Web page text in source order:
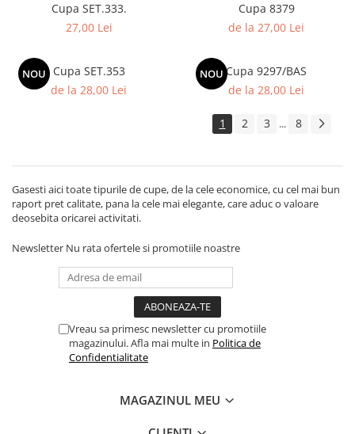
Cupa SET.333.
27,00 Lei
Cupa 8379
de la 27,00 Lei
NOU
Cupa SET.353
de la 28,00 Lei
NOU Cupa 9297/BAS
de la 28,00 Lei
1 2 3 ... 8
Gasesti aici toate tipurile de cupe, de la cele economice, cu cel mai bun
raport pret calitate, pana la cele mai elegante, care aduc o valoare
deosebita oricarei activitati.
Newsletter Nu rata ofertele si promotiile noastre
Vreau sa primesc newsletter cu promotiile
magazinului. Afla mai multe in Politica de
Confidentialitate
MAGAZINUL MEU